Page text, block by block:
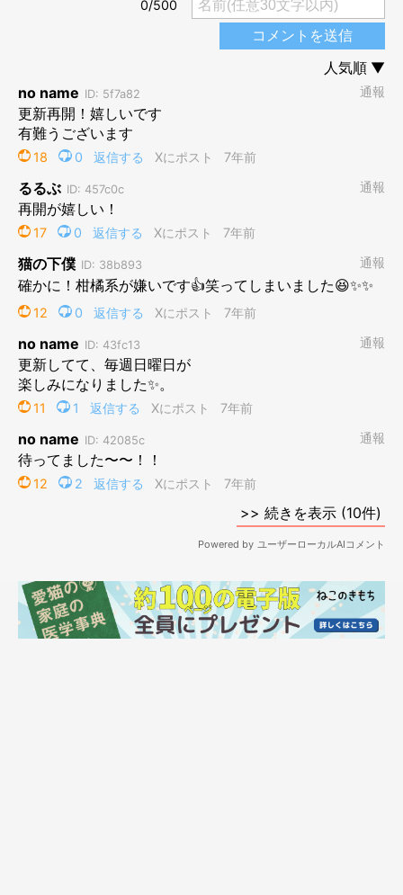
出典／『ねこのきもち』連載 ～二階堂ちはるの男の猫道～
プロフィール
二階堂ちはる
東京を拠点に活動する、フリーランスのイラストレーター。
シュールでポップなテイストを得意とする。
ビジネス書からファッション誌の挿絵、メジャーバンドのジャケ
広く手がける。